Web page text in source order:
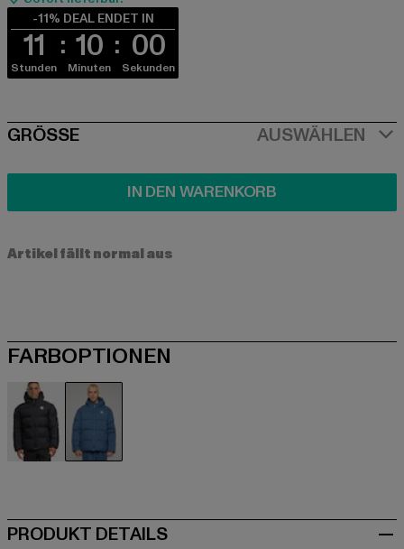
-11% DEAL ENDET IN
11
Stunden
09
Minuten
59
Sekunden
SIZE
GRÖSSE AUSWÄHLEN
IN DEN WARENKORB
Artikel fällt normal aus
FARBOPTIONEN
PRODUKT DETAILS